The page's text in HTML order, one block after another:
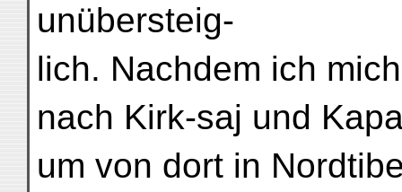
unübersteig-
lich. Nachdem ich
nach Kirk-saj und
um von dort in